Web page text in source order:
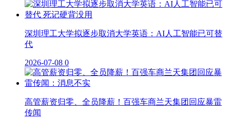
深圳理工大学拟逐步取消大学英语：AI人工智能已可替
代
2026-07-08 0
高管薪资归零、全员降薪！百强车商兰天集团回应暴雷
传闻